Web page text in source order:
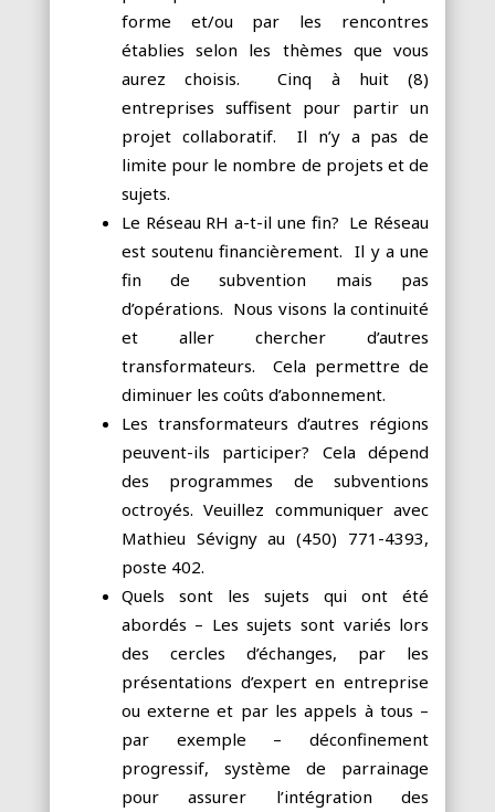
forme et/ou par les rencontres
établies selon les thèmes que vous
aurez choisis. Cinq à huit (8)
entreprises suffisent pour partir un
projet collaboratif. Il n’y a pas de
limite pour le nombre de projets et de
sujets.
Le Réseau RH a-t-il une fin? Le Réseau
est soutenu financièrement. Il y a une
fin de subvention mais pas
d’opérations. Nous visons la continuité
et aller chercher d’autres
transformateurs. Cela permettre de
diminuer les coûts d’abonnement.
Les transformateurs d’autres régions
peuvent-ils participer? Cela dépend
des programmes de subventions
octroyés. Veuillez communiquer avec
Mathieu Sévigny au (450) 771-4393,
poste 402.
Quels sont les sujets qui ont été
abordés – Les sujets sont variés lors
des cercles d’échanges, par les
présentations d’expert en entreprise
ou externe et par les appels à tous –
par exemple – déconfinement
progressif, système de parrainage
pour assurer l’intégration des